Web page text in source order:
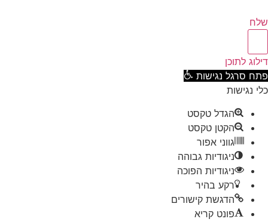
לתוכן
סרגל נגישות
נגישות
הגדל טקסט
הקטן טקסט
גווני אפור
ניגודיות גבוהה
ניגודיות הפוכה
רקע בהיר
הדגשת קישורים
פונט קריא